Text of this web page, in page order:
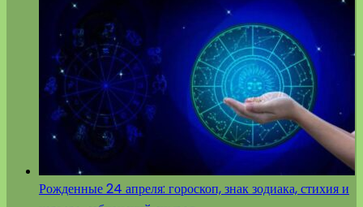
Рожденные 24 апреля: гороскоп, знак зодиака, стихия и